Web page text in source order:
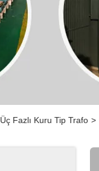
Üç Fazlı Kuru Tip Trafo >